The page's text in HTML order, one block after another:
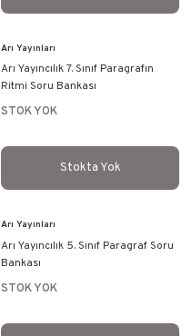
Arı Yayınları
Arı Yayıncılık 7. Sınıf Paragrafın
Ritmi Soru Bankası
STOK YOK
Stokta Yok
Arı Yayınları
Arı Yayıncılık 5. Sınıf Paragraf Soru
Bankası
STOK YOK